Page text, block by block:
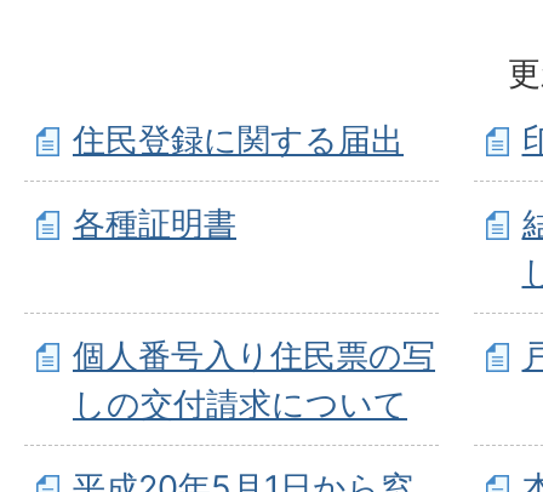
住民登録に関する届出
各種証明書
個人番号入り住民票の写
しの交付請求について